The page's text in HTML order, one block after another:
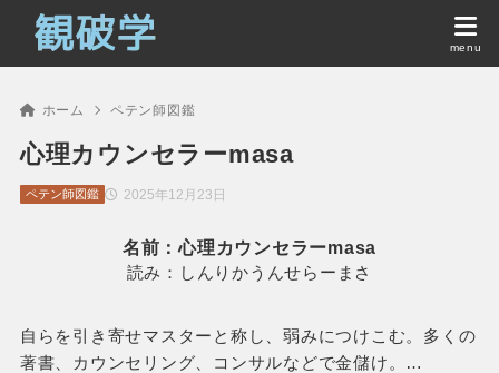
ホーム ペテン師図鑑
心理カウンセラーmasa
2025年12月23日
ペテン師図鑑
名前：心理カウンセラーmasa
読み：しんりかうんせらーまさ
自らを引き寄せマスターと称し、弱みにつけこむ。多くの
著書、カウンセリング、コンサルなどで金儲け。…